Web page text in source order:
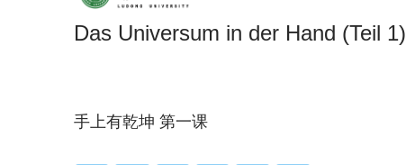
Das Universum in der Hand (Teil 1)
手上有乾坤 第一课